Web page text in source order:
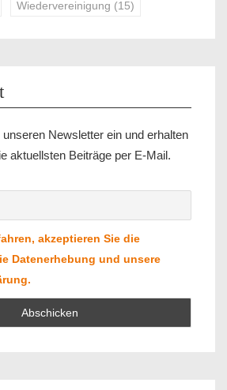
Wiedervereinigung (15)
Newsletter ein und erhalten
aktuellsten Beiträge per E-Mail.
akzeptieren Sie die
Datenerhebung und unsere